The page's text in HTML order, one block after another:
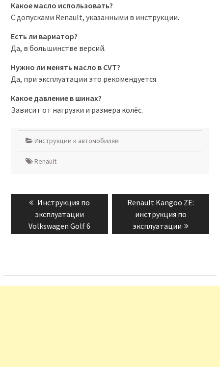
Какое масло использовать?
С допусками Renault, указанными в инструкции.
Есть ли вариатор?
Да, в большинстве версий.
Нужно ли менять масло в CVT?
Да, при эксплуатации это рекомендуется.
Какое давление в шинах?
Зависит от нагрузки и размера колёс.
Инструкции к автомобилям
Renault
Навигация
записям
Previous
post:
Инструкция по
эксплуатации
Volkswagen Golf 6
Next
post:
Renault Kangoo ZE:
инструкция по
эксплуатации